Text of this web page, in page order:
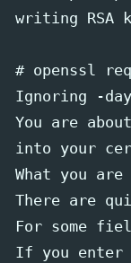
writing RSA
# openssl
Ignoring -
You are
into your
What you
There are
For some
If you